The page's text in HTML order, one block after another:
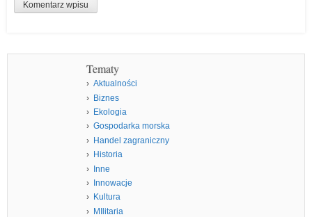
Tematy
Aktualności
Biznes
Ekologia
Gospodarka morska
Handel zagraniczny
Historia
Inne
Innowacje
Kultura
MIlitaria